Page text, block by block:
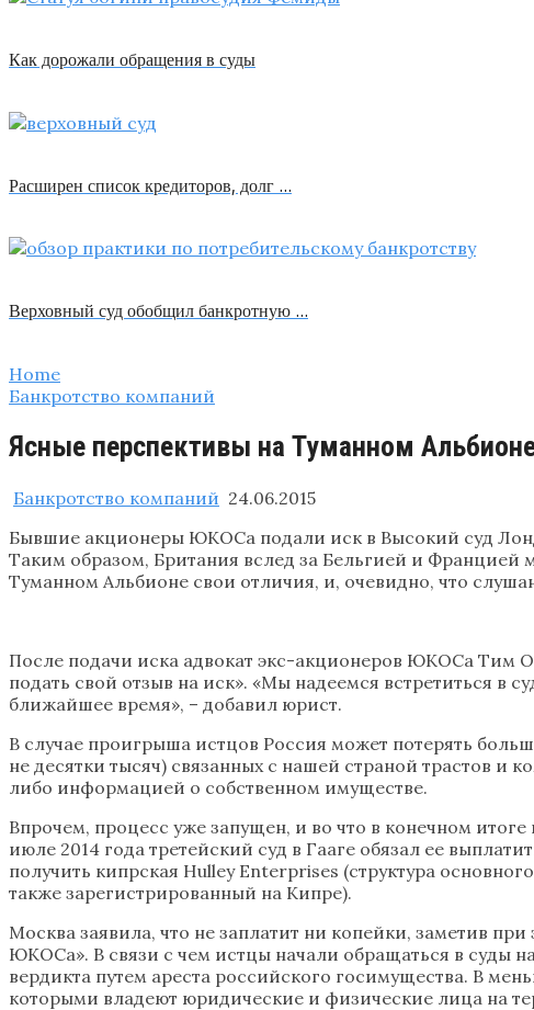
Как дорожали обращения в суды
Расширен список кредиторов, долг …
Верховный суд обобщил банкротную …
Home
Банкротство компаний
Ясные перспективы на Туманном
Банкротство компаний 24.06.2015
Бывшие акционеры ЮКОСа подали иск в Высокий суд
Таким образом, Британия вслед за Бельгией и Францией
Туманном Альбионе свои отличия, и, очевидно, что
После подачи иска адвокат экс-акционеров ЮКОСа Тим
подать свой отзыв на иск». «Мы надеемся встретиться
ближайшее время», – добавил юрист.
В случае проигрыша истцов Россия может потерять
не десятки тысяч) связанных с нашей страной трастов и
либо информацией о собственном имуществе.
Впрочем, процесс уже запущен, и во что в конечном
июле 2014 года третейский суд в Гааге обязал ее
получить кипрская Hulley Enterprises (структура
также зарегистрированный на Кипре).
Москва заявила, что не заплатит ни копейки, заметив
ЮКОСа». В связи с чем истцы начали обращаться в суды
вердикта путем ареста российского госимущества. В
которыми владеют юридические и физические лица на